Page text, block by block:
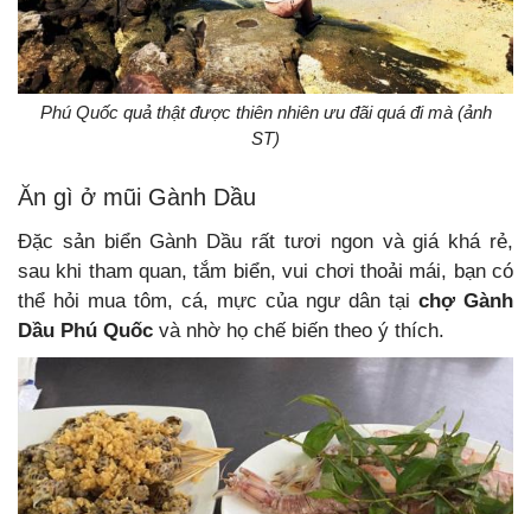
Phú Quốc quả thật được thiên nhiên ưu đãi quá đi mà (ảnh
ST)
Ăn gì ở mũi Gành Dầu
Đặc sản biển Gành Dầu rất tươi ngon và giá khá rẻ,
sau khi tham quan, tắm biển, vui chơi thoải mái, bạn có
thể hỏi mua tôm, cá, mực của ngư dân tại chợ Gành
Dầu Phú Quốc và nhờ họ chế biến theo ý thích.